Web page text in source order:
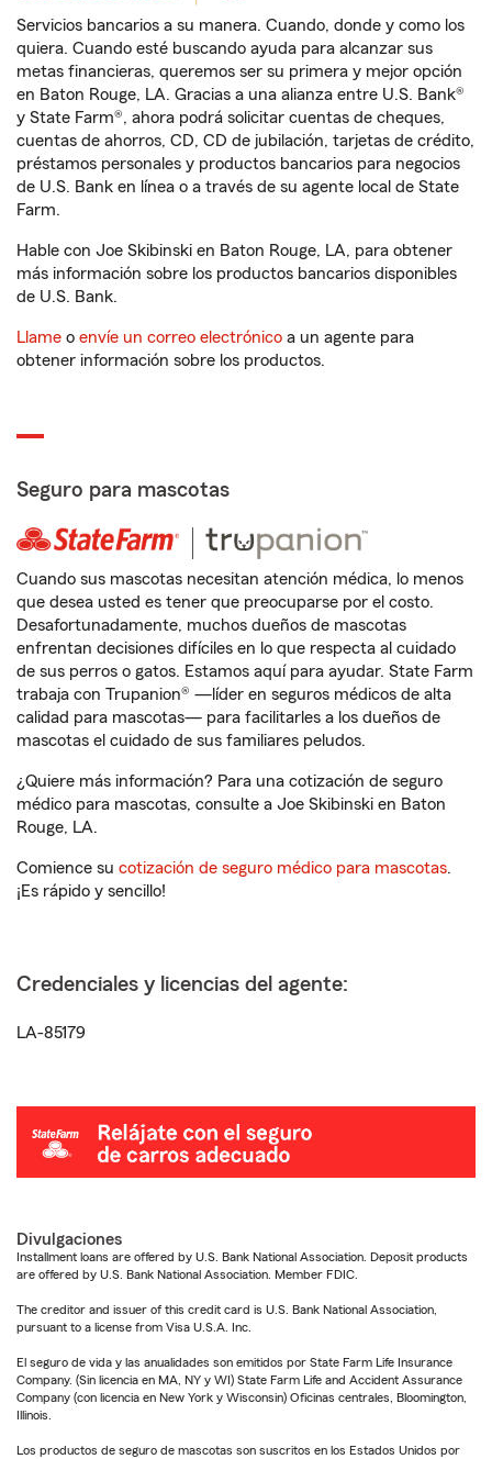
Servicios bancarios a su manera. Cuando, donde y como los
quiera. Cuando esté buscando ayuda para alcanzar sus
metas financieras, queremos ser su primera y mejor opción
en Baton Rouge, LA. Gracias a una alianza entre U.S. Bank®
y State Farm®, ahora podrá solicitar cuentas de cheques,
cuentas de ahorros, CD, CD de jubilación, tarjetas de crédito,
préstamos personales y productos bancarios para negocios
de U.S. Bank en línea o a través de su agente local de State
Farm.
Hable con Joe Skibinski en Baton Rouge, LA, para obtener
más información sobre los productos bancarios disponibles
de U.S. Bank.
Llame o envíe un correo electrónico a un agente para
obtener información sobre los productos.
Seguro para mascotas
Cuando sus mascotas necesitan atención médica, lo menos
que desea usted es tener que preocuparse por el costo.
Desafortunadamente, muchos dueños de mascotas
enfrentan decisiones difíciles en lo que respecta al cuidado
de sus perros o gatos. Estamos aquí para ayudar. State Farm
trabaja con Trupanion® —líder en seguros médicos de alta
calidad para mascotas— para facilitarles a los dueños de
mascotas el cuidado de sus familiares peludos.
¿Quiere más información? Para una cotización de seguro
médico para mascotas, consulte a Joe Skibinski en Baton
Rouge, LA.
Comience su cotización de seguro médico para mascotas.
¡Es rápido y sencillo!
Credenciales y licencias del agente:
LA-85179
Divulgaciones
Installment loans are offered by U.S. Bank National Association. Deposit products
are offered by U.S. Bank National Association. Member FDIC.
The creditor and issuer of this credit card is U.S. Bank National Association,
pursuant to a license from Visa U.S.A. Inc.
El seguro de vida y las anualidades son emitidos por State Farm Life Insurance
Company. (Sin licencia en MA, NY y WI) State Farm Life and Accident Assurance
Company (con licencia en New York y Wisconsin) Oficinas centrales, Bloomington,
Illinois.
Los productos de seguro de mascotas son suscritos en los Estados Unidos por